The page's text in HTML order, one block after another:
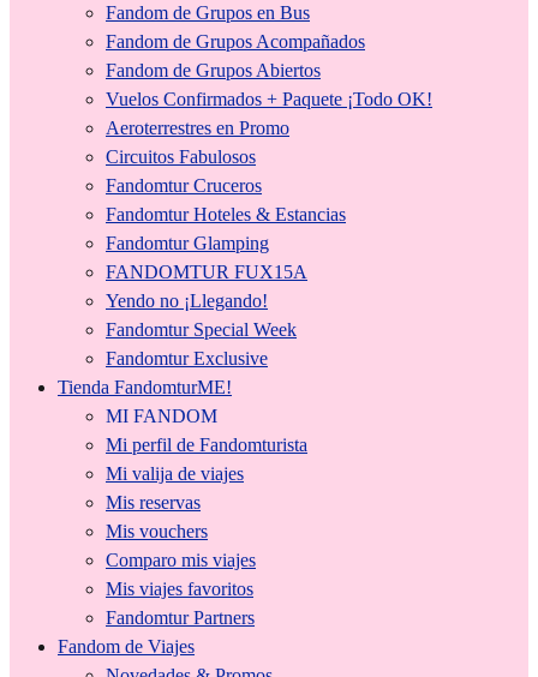
Fandom de Grupos en Bus
Fandom de Grupos Acompañados
Fandom de Grupos Abiertos
Vuelos Confirmados + Paquete ¡Todo OK!
Aeroterrestres en Promo
Circuitos Fabulosos
Fandomtur Cruceros
Fandomtur Hoteles & Estancias
Fandomtur Glamping
FANDOMTUR FUX15A
Yendo no ¡Llegando!
Fandomtur Special Week
Fandomtur Exclusive
Tienda FandomturME!
MI FANDOM
Mi perfil de Fandomturista
Mi valija de viajes
Mis reservas
Mis vouchers
Comparo mis viajes
Mis viajes favoritos
Fandomtur Partners
Fandom de Viajes